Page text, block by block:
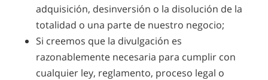
adquisición, desinversión o la disolución de la
totalidad o una parte de nuestro negocio;
Si creemos que la divulgación es
razonablemente necesaria para cumplir con
cualquier ley, reglamento, proceso legal o